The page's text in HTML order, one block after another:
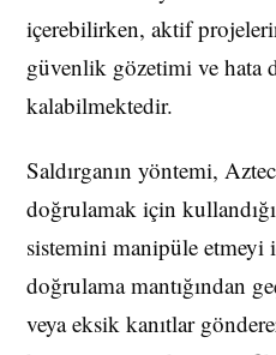
içerebilirken, aktif
güvenlik gözetimi ve hata
kalabilmektedir.
Saldırganın yöntemi,
doğrulamak için
sistemini manipüle etmeyi
doğrulama mantığından
veya eksik kanıtlar